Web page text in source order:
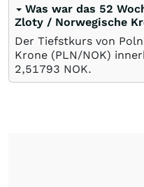
Was war das 52
Zloty / Norwegische
Der Tiefstkurs von
Krone (PLN/NOK)
2,51793 NOK.